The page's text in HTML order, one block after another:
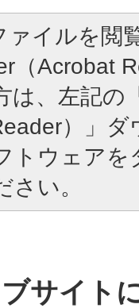
ァイルを閲
（Acrobat
は、左記の
）」
トウェア
い。
サイト